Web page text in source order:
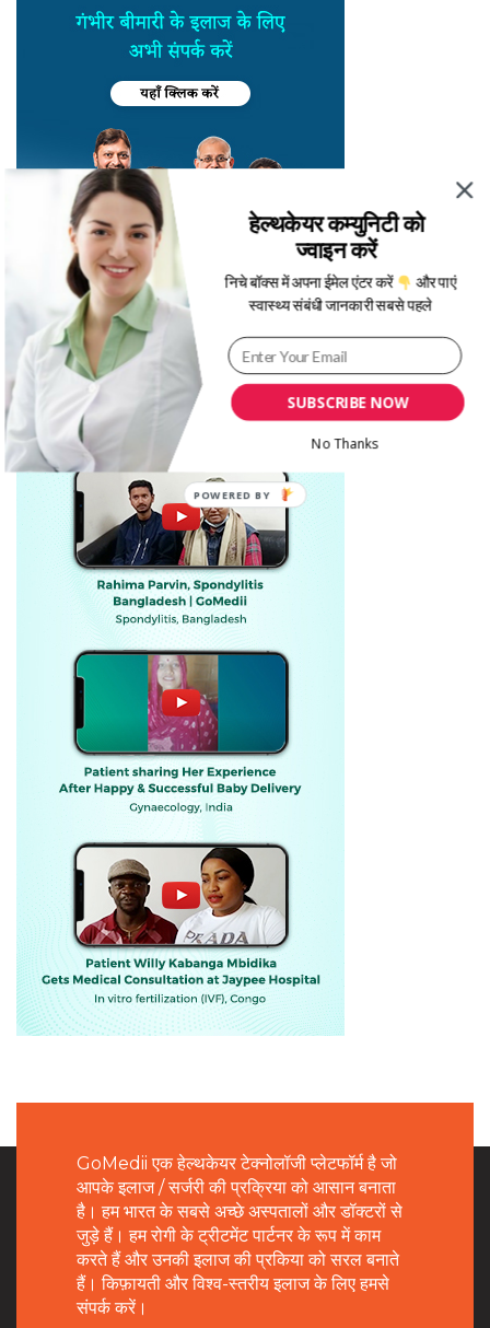
GoMedii एक हेल्थकेयर टेक्नोलॉजी प्लेटफॉर्म है जो
आपके इलाज / सर्जरी की प्रक्रिया को आसान बनाता
है। हम भारत के सबसे अच्छे अस्पतालों और डॉक्टरों से
जुड़े हैं। हम रोगी के ट्रीटमेंट पार्टनर के रूप में काम
करते हैं और उनकी इलाज की प्रकिया को सरल बनाते
हैं। किफ़ायती और विश्व-स्तरीय इलाज के लिए हमसे
संपर्क करें।
SUBSCRIBE NOW
हेल्थकेयर कम्युनिटी को
ज्वाइन करें
निचे बॉक्स में अपना ईमेल एंटर करें
और पाएं
स्वास्थ्य संबंधी जानकारी सबसे पहले
No Thanks
POWERED BY